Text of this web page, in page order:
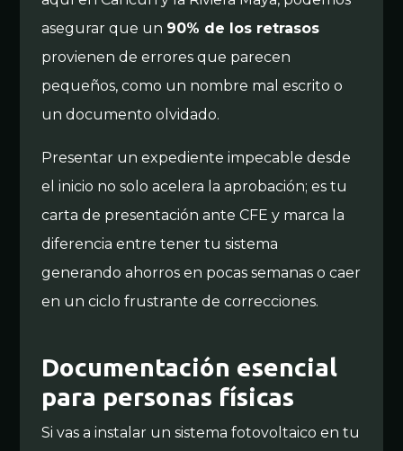
asegurar que un 90% de los retrasos
provienen de errores que parecen
pequeños, como un nombre mal escrito o
un documento olvidado.
Presentar un expediente impecable desde
el inicio no solo acelera la aprobación; es tu
carta de presentación ante CFE y marca la
diferencia entre tener tu sistema
generando ahorros en pocas semanas o caer
en un ciclo frustrante de correcciones.
Documentación esencial
para personas físicas
Si vas a instalar un sistema fotovoltaico en tu